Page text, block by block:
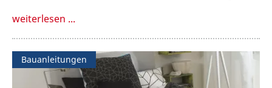
weiterlesen ...
Bauanleitungen